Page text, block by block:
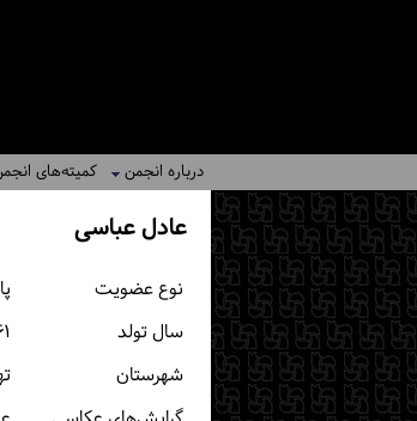
درباره انجمن کمیته‌های
عادل عباسی
نوع عضویت
سال تولد
شهرستان